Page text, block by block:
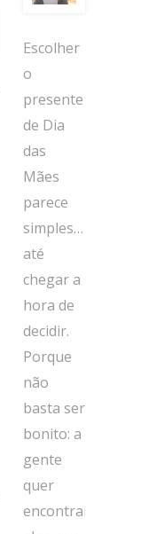
Escolher
o
presente
de Dia
das
Mães
parece
simples…
até
chegar a
hora de
decidir.
Porque
não
basta ser
bonito: a
gente
quer
encontrar